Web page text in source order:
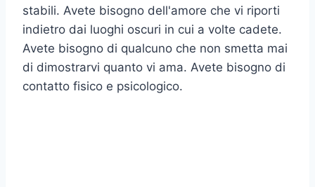
stabili. Avete bisogno dell'amore che vi riporti
indietro dai luoghi oscuri in cui a volte cadete.
Avete bisogno di qualcuno che non smetta mai
di dimostrarvi quanto vi ama. Avete bisogno di
contatto fisico e psicologico.